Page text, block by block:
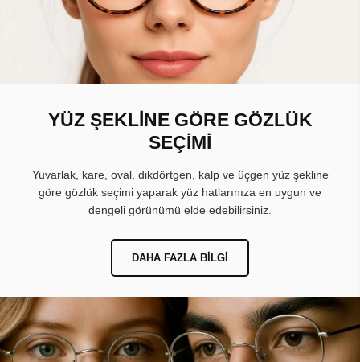
YÜZ ŞEKLİNE GÖRE GÖZLÜK
SEÇİMİ
Yuvarlak, kare, oval, dikdörtgen, kalp ve üçgen yüz şekline
göre gözlük seçimi yaparak yüz hatlarınıza en uygun ve
dengeli görünümü elde edebilirsiniz.
DAHA FAZLA BILGI